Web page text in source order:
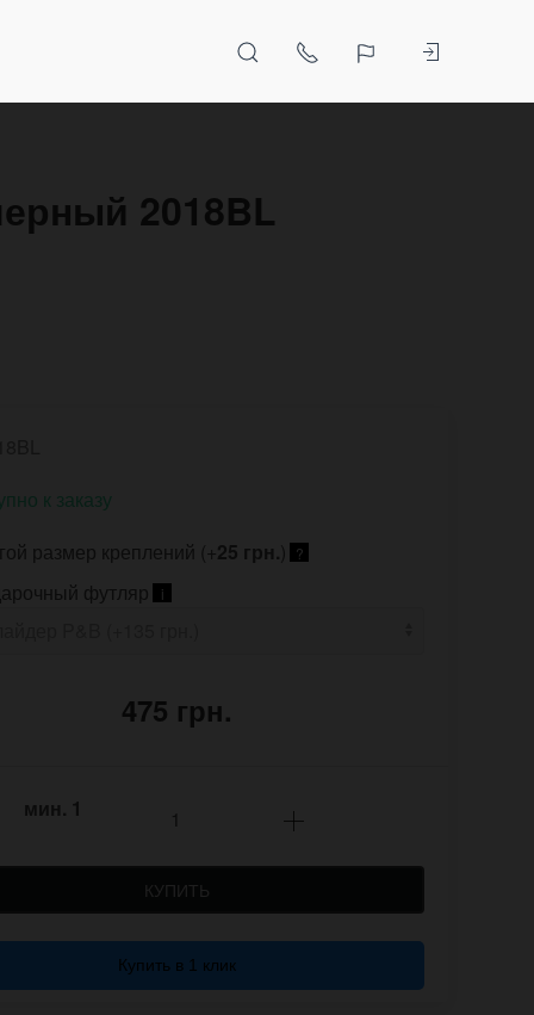
2018BL
к заказу
размер креплений (+25 грн.) ?
футляр i
475 грн.
мин. 1
КУПИТЬ
Купить в 1 клик